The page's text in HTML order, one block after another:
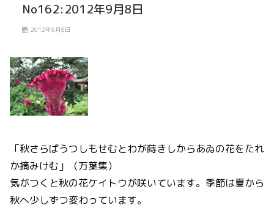
No162:2012年9月8日
2012年9月8日
「秋さらばうつしもせむとわが蒔きしからあゐの花をたれ
か摘みけむ」（万葉集）
気がつくと秋の花ケイトウが咲いています。季節は夏から
秋へ少しずつ変わっています。